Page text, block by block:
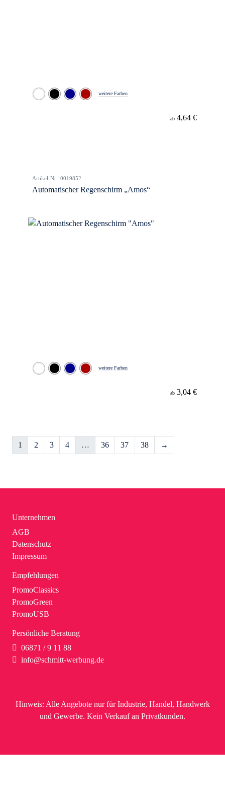
weitere Farben
ab 4,64 €
Artikel-Nr.: 0019852
Automatischer Regenschirm „Amos“
weitere Farben
ab 3,04 €
1 2 3 4 … 36 37 38 →
Unternehmen
AGB
Datenschutz
Impressum
Empfehlungen
PromoClassics
PromoGreen
PromoUSB
Persönliche Beratung
06871 / 9 11 88
info@schmitt-werbung.de
Hinweis: Alle Angebote nur für Industrie, Handel, Handwerk
und Gewerbe. Kein Verkauf an Privatkunden.